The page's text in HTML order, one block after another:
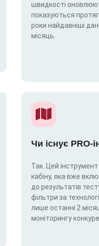
швидкості
показуються
роки найдавніші
місяць.
Чи існує PRO-
Так. Цей
кабіну, яка вже
до результатів
фільтри за
лише останні 2
моніторингу